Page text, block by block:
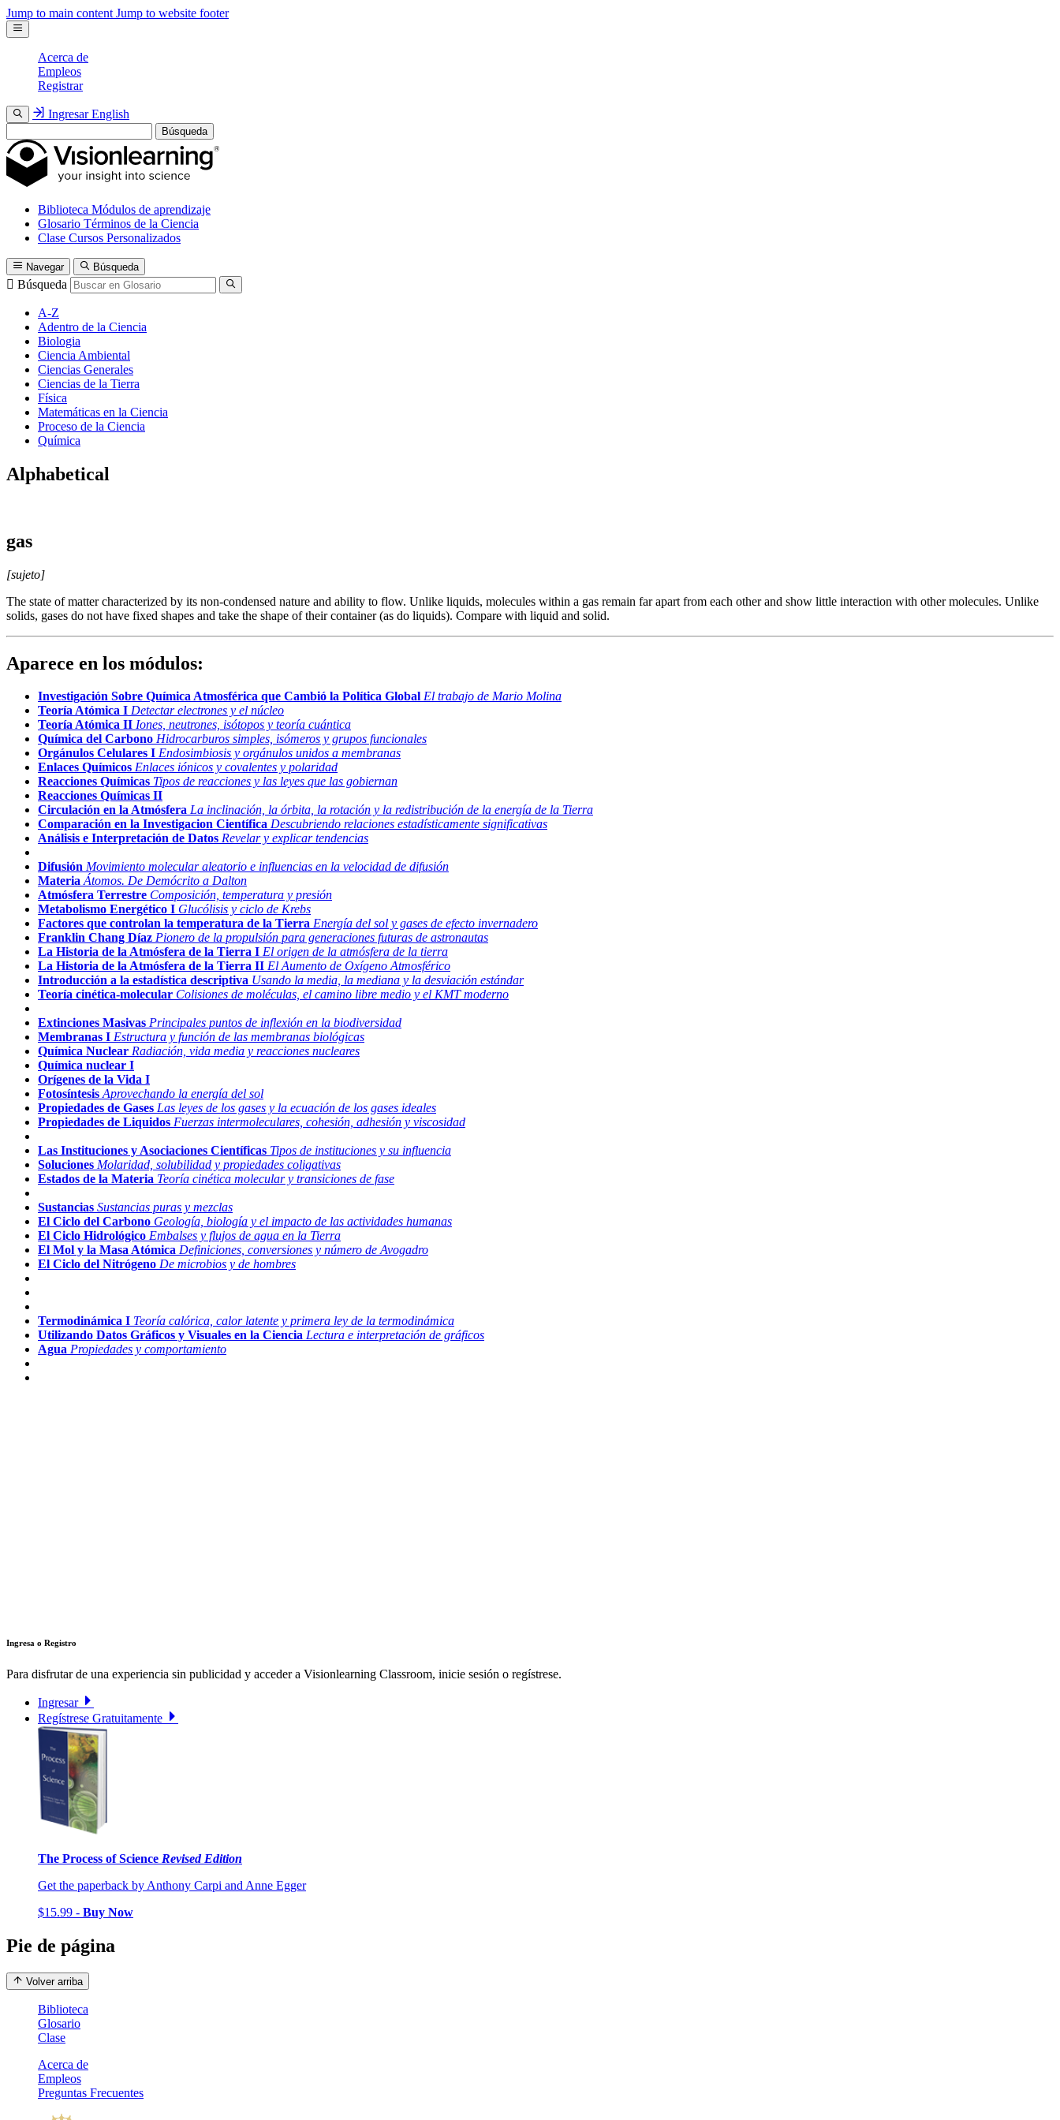
Jump to main content Jump to website footer
Acerca de
Empleos
Registrar
Ingresar English
Búsqueda
Biblioteca Módulos de aprendizaje
Glosario Términos de la Ciencia
Clase Cursos Personalizados
Navegar Búsqueda
Búsqueda
A-Z
Adentro de la Ciencia
Biologia
Ciencia Ambiental
Ciencias Generales
Ciencias de la Tierra
Física
Matemáticas en la Ciencia
Proceso de la Ciencia
Química
Alphabetical
gas
[sujeto]
The state of matter characterized by its non-condensed nature and ability to flow. Unlike liquids, molecules within a gas remain far apart from each other and show little interaction with other molecules. Unlike
solids, gases do not have fixed shapes and take the shape of their container (as do liquids). Compare with liquid and solid.
Aparece en los módulos:
Investigación Sobre Química Atmosférica que Cambió la Política Global El trabajo de Mario Molina
Teoría Atómica I Detectar electrones y el núcleo
Teoría Atómica II Iones, neutrones, isótopos y teoría cuántica
Química del Carbono Hidrocarburos simples, isómeros y grupos funcionales
Orgánulos Celulares I Endosimbiosis y orgánulos unidos a membranas
Enlaces Químicos Enlaces iónicos y covalentes y polaridad
Reacciones Químicas Tipos de reacciones y las leyes que las gobiernan
Reacciones Químicas II
Circulación en la Atmósfera La inclinación, la órbita, la rotación y la redistribución de la energía de la Tierra
Comparación en la Investigacion Científica Descubriendo relaciones estadísticamente significativas
Análisis e Interpretación de Datos Revelar y explicar tendencias
Difusión Movimiento molecular aleatorio e influencias en la velocidad de difusión
Materia Átomos. De Demócrito a Dalton
Atmósfera Terrestre Composición, temperatura y presión
Metabolismo Energético I Glucólisis y ciclo de Krebs
Factores que controlan la temperatura de la Tierra Energía del sol y gases de efecto invernadero
Franklin Chang Díaz Pionero de la propulsión para generaciones futuras de astronautas
La Historia de la Atmósfera de la Tierra I El origen de la atmósfera de la tierra
La Historia de la Atmósfera de la Tierra II El Aumento de Oxígeno Atmosférico
Introducción a la estadística descriptiva Usando la media, la mediana y la desviación estándar
Teoría cinética-molecular Colisiones de moléculas, el camino libre medio y el KMT moderno
Extinciones Masivas Principales puntos de inflexión en la biodiversidad
Membranas I Estructura y función de las membranas biológicas
Química Nuclear Radiación, vida media y reacciones nucleares
Química nuclear I
Orígenes de la Vida I
Fotosíntesis Aprovechando la energía del sol
Propiedades de Gases Las leyes de los gases y la ecuación de los gases ideales
Propiedades de Liquidos Fuerzas intermoleculares, cohesión, adhesión y viscosidad
Las Instituciones y Asociaciones Científicas Tipos de instituciones y su influencia
Soluciones Molaridad, solubilidad y propiedades coligativas
Estados de la Materia Teoría cinética molecular y transiciones de fase
Sustancias Sustancias puras y mezclas
El Ciclo del Carbono Geología, biología y el impacto de las actividades humanas
El Ciclo Hidrológico Embalses y flujos de agua en la Tierra
El Mol y la Masa Atómica Definiciones, conversiones y número de Avogadro
El Ciclo del Nitrógeno De microbios y de hombres
Termodinámica I Teoría calórica, calor latente y primera ley de la termodinámica
Utilizando Datos Gráficos y Visuales en la Ciencia Lectura e interpretación de gráficos
Agua Propiedades y comportamiento
Ingresa o Registro
Para disfrutar de una experiencia sin publicidad y acceder a Visionlearning Classroom, inicie sesión o regístrese.
Ingresar
Regístrese Gratuitamente
The Process of Science Revised Edition
Get the paperback by Anthony Carpi and Anne Egger
$15.99 - Buy Now
Pie de página
Volver arriba
Biblioteca
Glosario
Clase
Acerca de
Empleos
Preguntas Frecuentes